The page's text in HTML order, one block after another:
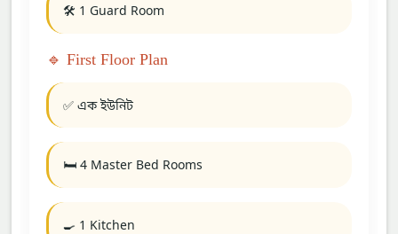
🛠️ 1 Guard Room
🔹 First Floor Plan
✅ এক ইউনিট
🛏️ 4 Master Bed Rooms
🍳 1 Kitchen